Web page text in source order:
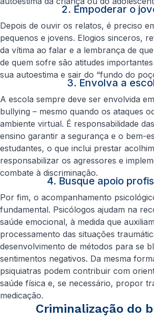
2. Empoderar o
Depois de ouvir os relatos, é preciso
pequenos e jovens. Elogios sinceros,
da vítima ao falar e a lembrança de
de quem sofre são atitudes
sua autoestima e sair do “fundo do
3. Envolva a
A escola sempre deve ser envolvida
bullying – mesmo quando os ataques
ambiente virtual. É responsabilidade
ensino garantir a segurança e o bem-
estudantes, o que inclui prestar
responsabilizar os agressores e
combate à discriminação.
4. Busque apoio
Por fim, o acompanhamento
fundamental. Psicólogos ajudam na
saúde emocional, à medida que
processamento das situações
desenvolvimento de métodos para se
sentimentos negativos. Da mesma
psiquiatras podem contribuir com
saúde física e, se necessário, propor
medicação.
Criminalização do